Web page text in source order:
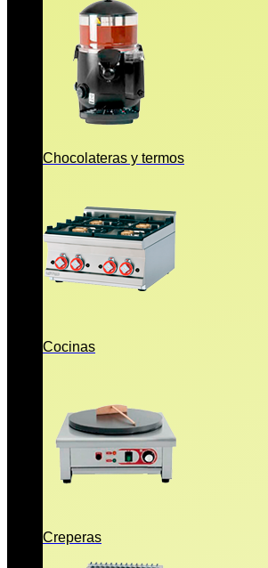
Chocolateras y termos
Cocinas
Creperas